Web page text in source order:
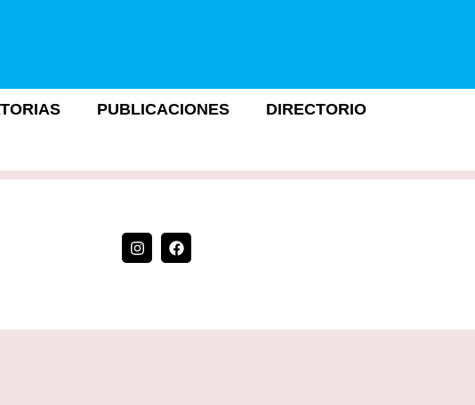
PUBLICACIONES DIRECTORIO